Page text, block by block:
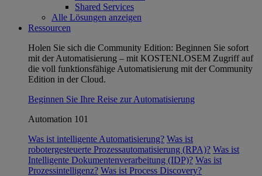
Shared Services
Alle Lösungen anzeigen
Ressourcen
Holen Sie sich die Community Edition: Beginnen Sie sofort
mit der Automatisierung – mit KOSTENLOSEM Zugriff auf
die voll funktionsfähige Automatisierung mit der Community
Edition in der Cloud.
Beginnen Sie Ihre Reise zur Automatisierung
Automation 101
Was ist intelligente Automatisierung? Was ist
robotergesteuerte Prozessautomatisierung (RPA)? Was ist
Intelligente Dokumentenverarbeitung (IDP)? Was ist
Prozessintelligenz? Was ist Process Discovery?